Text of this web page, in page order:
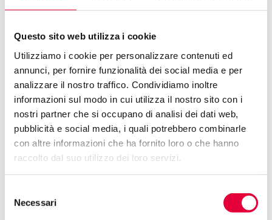
Questo sito web utilizza i cookie
Utilizziamo i cookie per personalizzare contenuti ed
annunci, per fornire funzionalità dei social media e per
analizzare il nostro traffico. Condividiamo inoltre
informazioni sul modo in cui utilizza il nostro sito con i
nostri partner che si occupano di analisi dei dati web,
pubblicità e social media, i quali potrebbero combinarle
con altre informazioni che ha fornito loro o che hanno
raccolto dal suo utilizzo dei loro servizi.
delNecessari